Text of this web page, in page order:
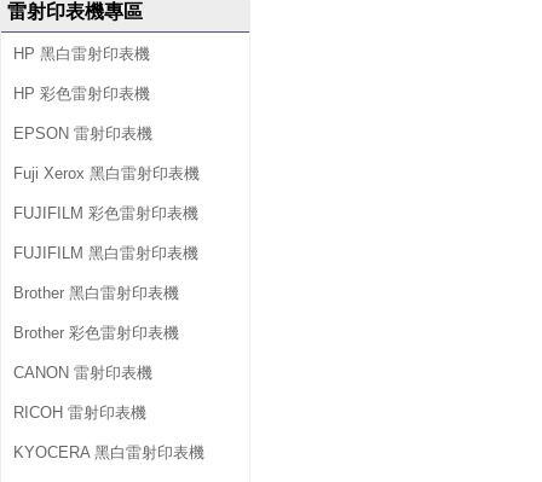
雷射印表機專區
HP 黑白雷射印表機
HP 彩色雷射印表機
EPSON 雷射印表機
Fuji Xerox 黑白雷射印表機
FUJIFILM 彩色雷射印表機
FUJIFILM 黑白雷射印表機
Brother 黑白雷射印表機
Brother 彩色雷射印表機
CANON 雷射印表機
RICOH 雷射印表機
KYOCERA 黑白雷射印表機